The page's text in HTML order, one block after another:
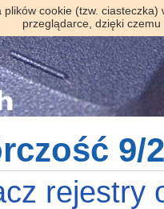
cookie (tzw.
przeglądarce, dzięki
9/
rejestry